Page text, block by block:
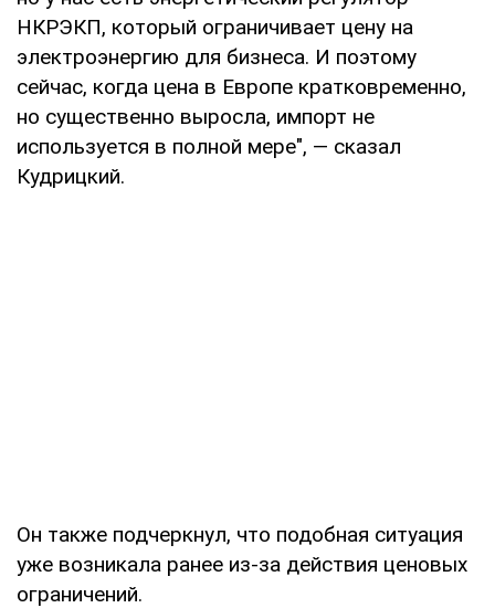
НКРЭКП, который ограничивает цену на
электроэнергию для бизнеса. И поэтому
сейчас, когда цена в Европе кратковременно,
но существенно выросла, импорт не
используется в полной мере", — сказал
Кудрицкий.
Он также подчеркнул, что подобная ситуация
уже возникала ранее из-за действия ценовых
ограничений.